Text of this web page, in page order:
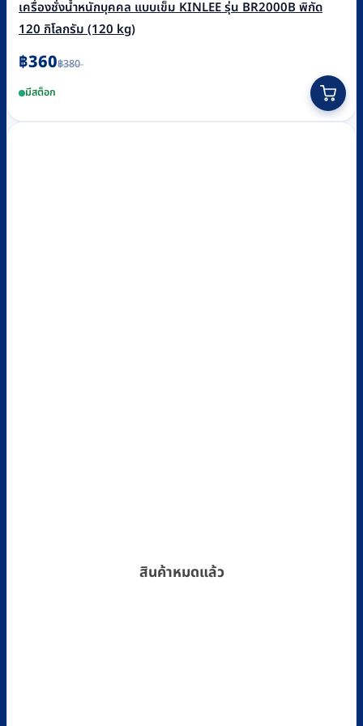
เครื่องชั่งน้ำหนักบุคคล แบบเข็ม KINLEE รุ่น BR2000B พิกัด
120 กิโลกรัม (120 kg)
฿380
Original
price
was:
฿380.
฿360
Current
price
is:
฿360.
มีสต็อก
สินค้าหมดแล้ว